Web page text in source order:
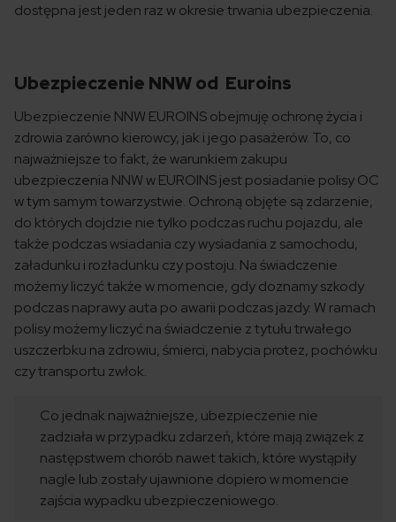
dostępna jest jeden raz w okresie trwania ubezpieczenia.
Ubezpieczenie NNW od Euroins
Ubezpieczenie NNW EUROINS obejmuję ochronę życia i
zdrowia zarówno kierowcy, jak i jego pasażerów. To, co
najważniejsze to fakt, że warunkiem zakupu
ubezpieczenia NNW w EUROINS jest posiadanie polisy OC
w tym samym towarzystwie. Ochroną objęte są zdarzenie,
do których dojdzie nie tylko podczas ruchu pojazdu, ale
także podczas wsiadania czy wysiadania z samochodu,
załadunku i rozładunku czy postoju. Na świadczenie
możemy liczyć także w momencie, gdy doznamy szkody
podczas naprawy auta po awarii podczas jazdy. W ramach
polisy możemy liczyć na świadczenie z tytułu trwałego
uszczerbku na zdrowiu, śmierci, nabycia protez, pochówku
czy transportu zwłok.
Co jednak najważniejsze, ubezpieczenie nie
zadziała w przypadku zdarzeń, które mają związek z
następstwem chorób nawet takich, które wystąpiły
nagle lub zostały ujawnione dopiero w momencie
zajścia wypadku ubezpieczeniowego.